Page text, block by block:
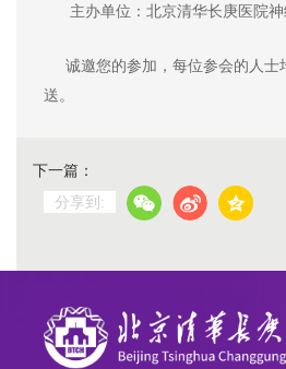
主办单位：北京清华长庚医院神
诚邀您的参加，每位参会的人士
送。
下一篇：
分享到: